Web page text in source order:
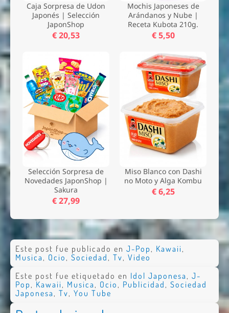
Caja Sorpresa de Udon
Japonés | Selección
JaponShop
€ 20,53
Mochis Japoneses de
Arándanos y Nube |
Receta Kubota 210g.
€ 5,50
Selección Sorpresa de
Novedades JaponShop |
Sakura
€ 27,99
Miso Blanco con Dashi
no Moto y Alga Kombu
€ 6,25
Este post fue publicado en J-Pop , Kawaii,
Musica , Ocio , Sociedad , Tv, Video
Este post fue etiquetado en Idol Japonesa, J-
Pop, Kawaii, Musica, Ocio, Publicidad, Sociedad
Japonesa, Tv, You Tube